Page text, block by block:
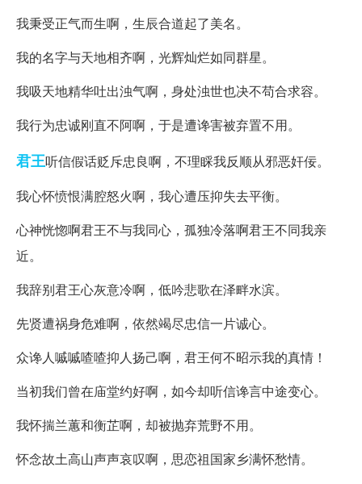
我秉受正气而生啊，生辰合道起了美名。
我的名字与天地相齐啊，光辉灿烂如同群星。
我吸天地精华吐出浊气啊，身处浊世也决不苟合求容。
我行为忠诚刚直不阿啊，于是遭谗害被弃置不用。
君王听信假话贬斥忠良啊，不理睬我反顺从邪恶奸佞。
我心怀愤恨满腔怒火啊，我心遭压抑失去平衡。
心神恍惚啊君王不与我同心，孤独冷落啊君王不同我亲
近。
我辞别君王心灰意冷啊，低吟悲歌在泽畔水滨。
先贤遭祸身危难啊，依然竭尽忠信一片诚心。
众谗人嘁嘁喳喳抑人扬己啊，君王何不昭示我的真情！
当初我们曾在庙堂约好啊，如今却听信谗言中途变心。
我怀揣兰蕙和衡芷啊，却被抛弃荒野不用。
怀念故土高山声声哀叹啊，思恋祖国家乡满怀愁情。